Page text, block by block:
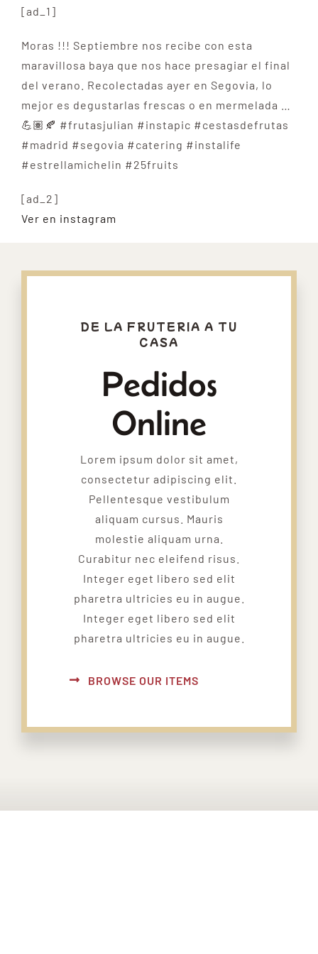
[ad_1]
Moras !!! Septiembre nos recibe con esta
maravillosa baya que nos hace presagiar el final
del verano. Recolectadas ayer en Segovia, lo
mejor es degustarlas frescas o en mermelada …
💪🏽🍂 #frutasjulian #instapic #cestasdefrutas
#madrid #segovia #catering #instalife
#estrellamichelin #25fruits
[ad_2]
Ver en instagram
DE LA FRUTERIA A TU
CASA
Pedidos
Online
Lorem ipsum dolor sit amet,
consectetur adipiscing elit.
Pellentesque vestibulum
aliquam cursus. Mauris
molestie aliquam urna.
Curabitur nec eleifend risus.
Integer eget libero sed elit
pharetra ultricies eu in augue.
Integer eget libero sed elit
pharetra ultricies eu in augue.
BROWSE OUR ITEMS